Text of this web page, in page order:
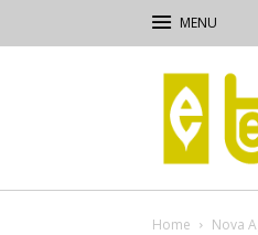
Terra
e
Vita
Home Nova